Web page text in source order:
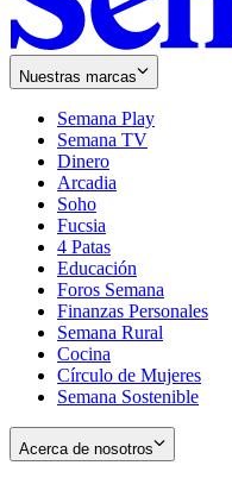
Nuestras marcas
Semana Play
Semana TV
Dinero
Arcadia
Soho
in
new
window
Fucsia
in
new
window
4 Patas
Educación
Foros Semana
Finanzas Personales
Semana Rural
Cocina
Círculo de Mujeres
Semana Sostenible
Acerca de nosotros